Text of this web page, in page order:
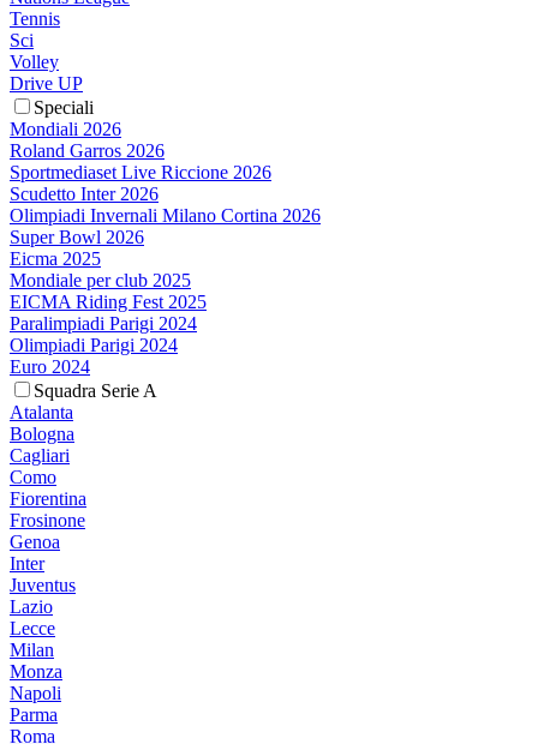
Tennis
Sci
Volley
Drive UP
Speciali
Mondiali 2026
Roland Garros 2026
Sportmediaset Live Riccione 2026
Scudetto Inter 2026
Olimpiadi Invernali Milano Cortina 2026
Super Bowl 2026
Eicma 2025
Mondiale per club 2025
EICMA Riding Fest 2025
Paralimpiadi Parigi 2024
Olimpiadi Parigi 2024
Euro 2024
Squadra Serie A
Atalanta
Bologna
Cagliari
Como
Fiorentina
Frosinone
Genoa
Inter
Juventus
Lazio
Lecce
Milan
Monza
Napoli
Parma
Roma